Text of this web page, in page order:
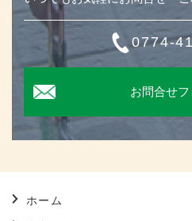
0774-
お問合せフ
ホーム